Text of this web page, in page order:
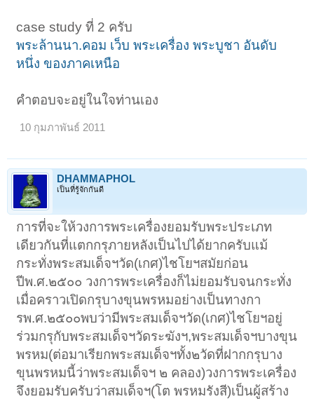
case study ที่ 2 ครับ
พระล้านนา.คอม เว็บ พระเครื่อง พระบูชา อันดับ
หนึ่ง ของภาคเหนือ
คำตอบจะอยู่ในใจท่านเอง
10 กุมภาพันธ์ 2011
DHAMMAPHOL
เป็นที่รู้จักกันดี
การที่จะให้วงการพระเครื่องยอมรับพระประเภท
เดียวกันที่แตกกรุภายหลังเป็นไปได้ยากครับแม้
กระทั่งพระสมเด็จฯวัด(เกศ)ไชโยฯสมัยก่อน
ปีพ.ศ.๒๕๐๐ วงการพระเครื่องก็ไม่ยอมรับจนกระทั่ง
เมื่อคราวเปิดกรุบางขุนพรหมอย่างเป็นทางกา
รพ.ศ.๒๕๐๐พบว่ามีพระสมเด็จฯวัด(เกศ)ไชโยฯอยู่
ร่วมกรุกับพระสมเด็จฯวัดระฆังฯ,พระสมเด็จฯบางขุน
พรหม(ต่อมาเรียกพระสมเด็จฯทั้ง๒วัดที่ฝากกรุบาง
ขุนพรหมนี้ว่าพระสมเด็จฯ ๒ คลอง)วงการพระเครื่อง
จึงยอมรับครับว่าสมเด็จฯ(โต พรหมรังสี)เป็นผู้สร้าง